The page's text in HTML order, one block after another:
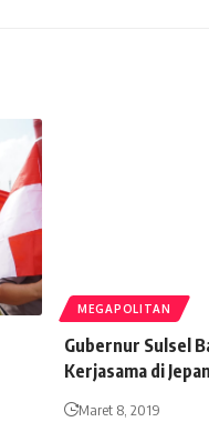
MEGAPOLITAN
Gubernur Sulsel
Kerjasama di
Maret 8, 2019